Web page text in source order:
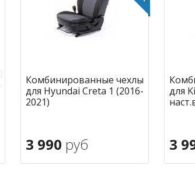
Комбинированные чехлы
для Hyundai Creta 1 (2016-
2021)
3 990 руб
В корзину
для
3
В